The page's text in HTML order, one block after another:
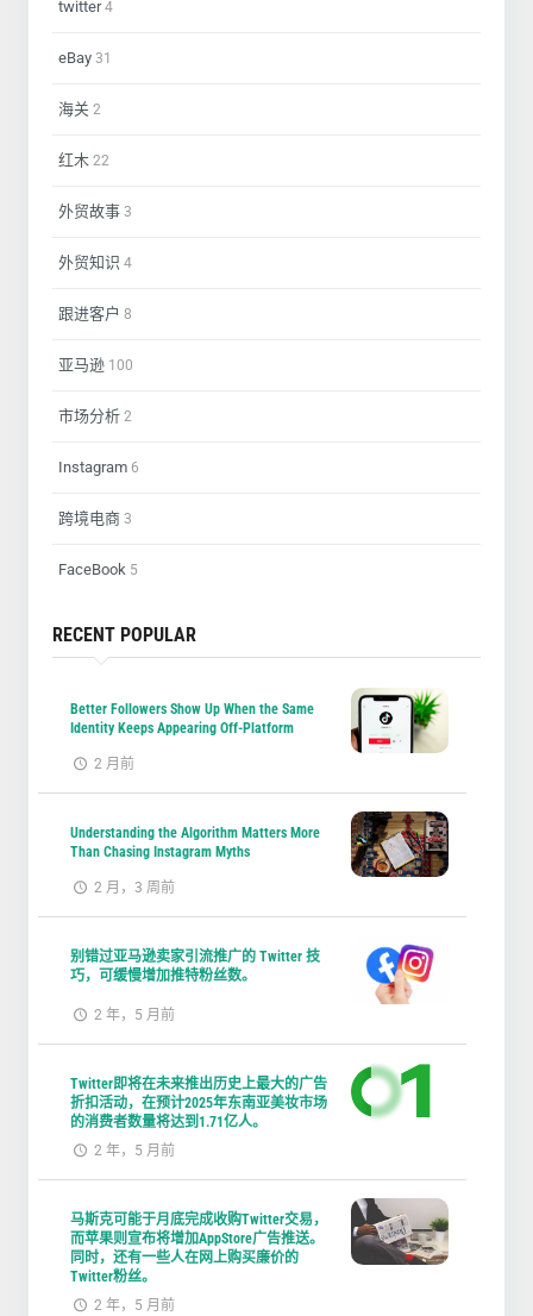
twitter4
eBay 31
海关 2
红木 22
外贸故事 3
外贸知识 4
跟进客户 8
亚马逊 100
市场分析 2
Instagram 6
跨境电商 3
FaceBook 5
RECENT POPULAR
Better Followers Show Up When the Same
Identity Keeps Appearing Off-Platform
2 月前
Understanding the Algorithm Matters More
Than Chasing Instagram Myths
2 月，3 周前
别错过亚马逊卖家引流推广的 Twitter 技
巧，可缓慢增加推特粉丝数。
2 年，5 月前
Twitter即将在未来推出历史上最大的广告
折扣活动，在预计2025年东南亚美妆市场
的消费者数量将达到1.71亿人。
2 年，5 月前
马斯克可能于月底完成收购Twitter交易，
而苹果则宣布将增加AppStore广告推送。
同时，还有一些人在网上购买廉价的
Twitter粉丝。
2 年，5 月前